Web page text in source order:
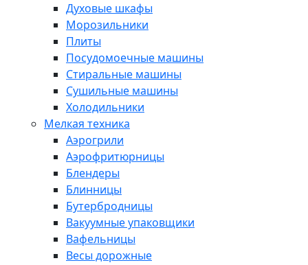
Духовые шкафы
Морозильники
Плиты
Посудомоечные машины
Стиральные машины
Сушильные машины
Холодильники
Мелкая техника
Аэрогрили
Аэрофритюрницы
Блендеры
Блинницы
Бутербродницы
Вакуумные упаковщики
Вафельницы
Весы дорожные